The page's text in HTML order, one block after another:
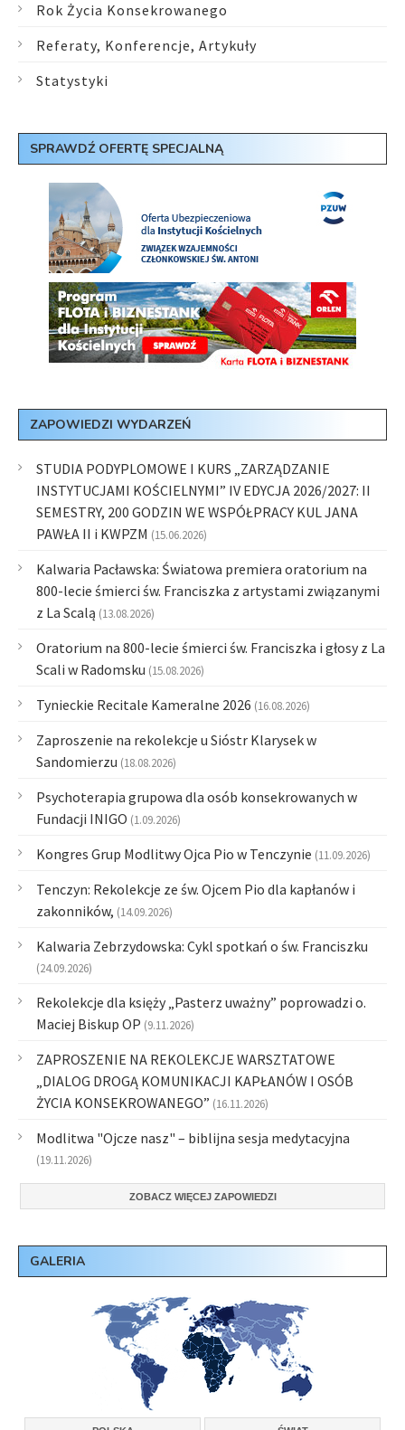
Rok Życia Konsekrowanego
Referaty, Konferencje, Artykuły
Statystyki
SPRAWDŹ OFERTĘ SPECJALNĄ
ZAPOWIEDZI WYDARZEŃ
STUDIA PODYPLOMOWE I KURS „ZARZĄDZANIE
INSTYTUCJAMI KOŚCIELNYMI” IV EDYCJA 2026/2027: II
SEMESTRY, 200 GODZIN WE WSPÓŁPRACY KUL JANA
PAWŁA II i KWPZM (15.06.2026)
Kalwaria Pacławska: Światowa premiera oratorium na
800-lecie śmierci św. Franciszka z artystami związanymi
z La Scalą (13.08.2026)
Oratorium na 800-lecie śmierci św. Franciszka i głosy z La
Scali w Radomsku (15.08.2026)
Tynieckie Recitale Kameralne 2026 (16.08.2026)
Zaproszenie na rekolekcje u Sióstr Klarysek w
Sandomierzu (18.08.2026)
Psychoterapia grupowa dla osób konsekrowanych w
Fundacji INIGO (1.09.2026)
Kongres Grup Modlitwy Ojca Pio w Tenczynie (11.09.2026)
Tenczyn: Rekolekcje ze św. Ojcem Pio dla kapłanów i
zakonników, (14.09.2026)
Kalwaria Zebrzydowska: Cykl spotkań o św. Franciszku
(24.09.2026)
Rekolekcje dla księży „Pasterz uważny” poprowadzi o.
Maciej Biskup OP (9.11.2026)
ZAPROSZENIE NA REKOLEKCJE WARSZTATOWE
„DIALOG DROGĄ KOMUNIKACJI KAPŁANÓW I OSÓB
ŻYCIA KONSEKROWANEGO” (16.11.2026)
Modlitwa "Ojcze nasz" – biblijna sesja medytacyjna
(19.11.2026)
ZOBACZ WIĘCEJ ZAPOWIEDZI
GALERIA